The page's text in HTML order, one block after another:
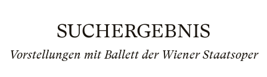
SUCHERGEBNIS
Vorstellungen mit Ballett der Wiener Staatsoper